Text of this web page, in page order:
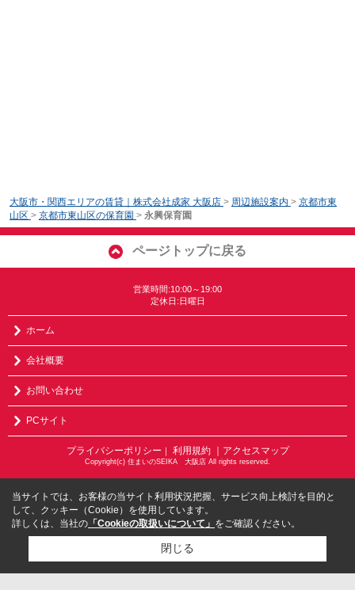
大阪市・関西エリアの賃貸｜株式会社成家 大阪店 > 周辺施設案内 > 京都市東
山区 > 京都市東山区の保育園 > 永興保育園
ページトップに戻る
営業時間:10:00～19:00
定休日:日曜日
ホーム
会社概要
お問い合わせ
PCサイト
プライバシーポリシー ｜ 利用規約 ｜アクセスマップ
Copyright(c) 住まいのSEIKA 大阪店 All rights reserved.
当サイトでは、お客様の当サイト利用状況把握、サービス向上検討を目的と
して、クッキー（Cookie）を使用しています。
詳しくは、当社の 「Cookieの取扱いについて」 をご確認ください。
閉じる